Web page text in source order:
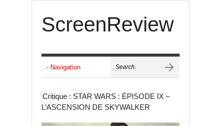
ScreenReview
Critique : STAR WARS : ÉPISODE IX –
L’ASCENSION DE SKYWALKER